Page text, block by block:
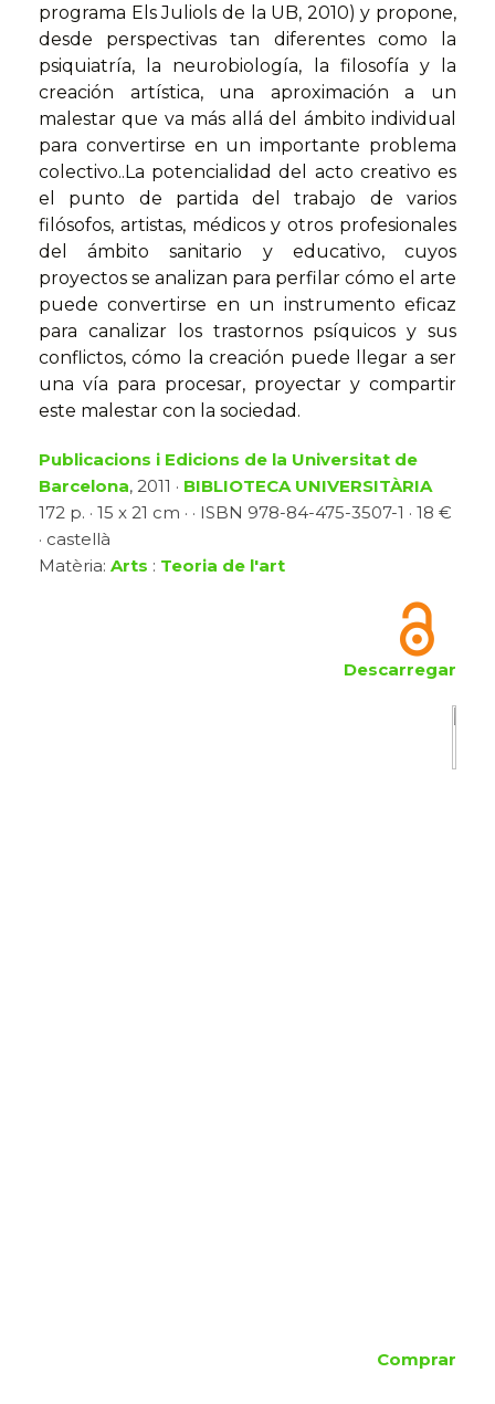
programa Els Juliols de la UB, 2010) y propone,
desde perspectivas tan diferentes como la
psiquiatría, la neurobiología, la filosofía y la
creación artística, una aproximación a un
malestar que va más allá del ámbito individual
para convertirse en un importante problema
colectivo..La potencialidad del acto creativo es
el punto de partida del trabajo de varios
filósofos, artistas, médicos y otros profesionales
del ámbito sanitario y educativo, cuyos
proyectos se analizan para perfilar cómo el arte
puede convertirse en un instrumento eficaz
para canalizar los trastornos psíquicos y sus
conflictos, cómo la creación puede llegar a ser
una vía para procesar, proyectar y compartir
este malestar con la sociedad.
Publicacions i Edicions de la Universitat de
Barcelona, 2011 · BIBLIOTECA UNIVERSITÀRIA
172 p. · 15 x 21 cm · · ISBN 978-84-475-3507-1 · 18 €
· castellà
Matèria: Arts : Teoria de l'art
Descarregar
Comprar